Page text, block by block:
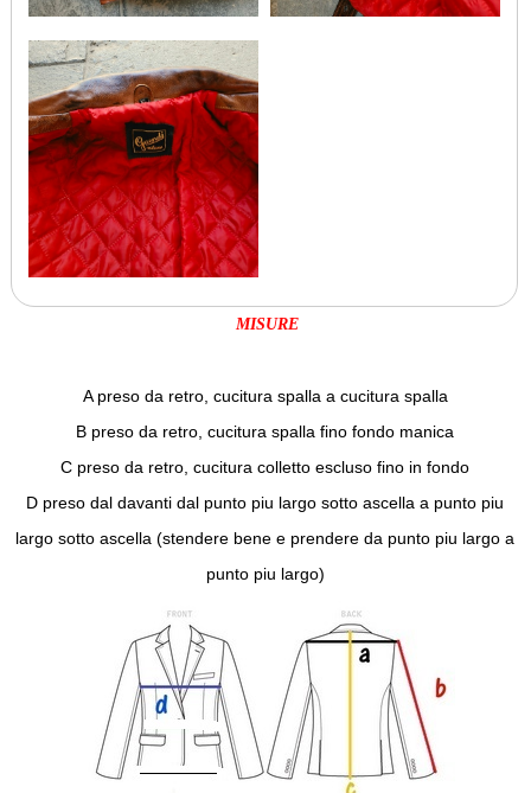
MISURE
A preso da retro, cucitura spalla a cucitura spalla
B preso da retro, cucitura spalla fino fondo manica
C preso da retro, cucitura colletto escluso fino in fondo
D preso dal davanti dal punto piu largo sotto ascella a punto piu
largo sotto ascella (stendere bene e prendere da punto piu largo a
punto piu largo)